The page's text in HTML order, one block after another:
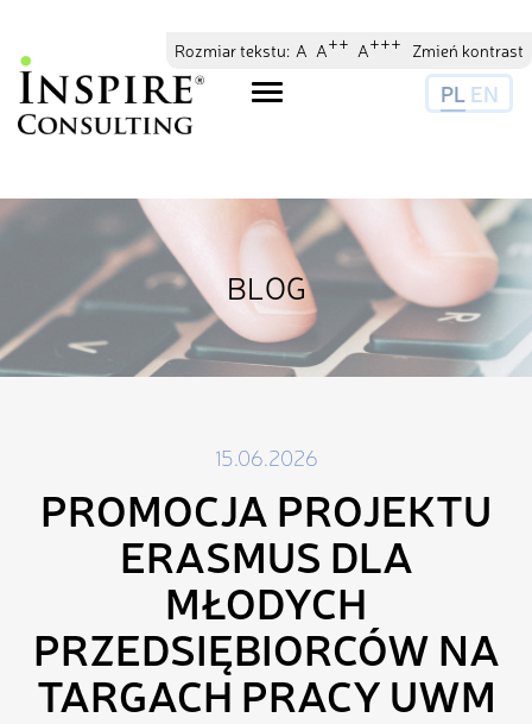
Rozmiar tekstu: A A++ A+++ Zmień kontrast
Toggle
PL EN
BLOG
15.06.2026
PROMOCJA PROJEKTU
ERASMUS DLA
MŁODYCH
PRZEDSIĘBIORCÓW NA
TARGACH PRACY UWM